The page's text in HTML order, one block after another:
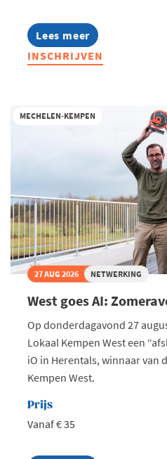
Lees meer
about
Ondernemend
Turnhout
bij
INSCHRIJVEN
MECHELEN-KEMPEN
27 AUG 2026 NETWERKING
West goes AI:
Op donderdagavond 27
Lokaal Kempen West een
iO in Herentals, winnaar van
Kempen West.
Prijs
Vanaf € 35